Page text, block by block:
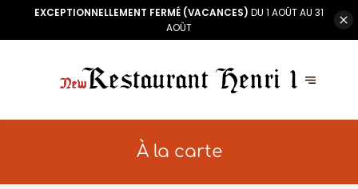
EXCEPTIONNELLEMENT FERMÉ (VACANCES) DU 1 AOÛT AU 31
AOÛT
À la carte